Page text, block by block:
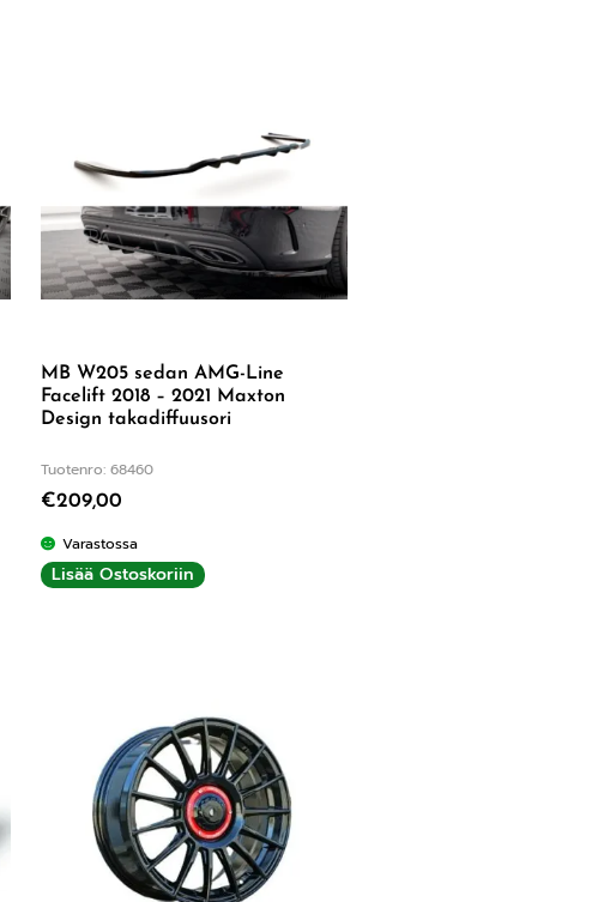
MB W205 sedan AMG-Line
Facelift 2018 – 2021 Maxton
Design takadiffuusori
Tuotenro: 68460
€209,00
Varastossa
Lisää Ostoskoriin